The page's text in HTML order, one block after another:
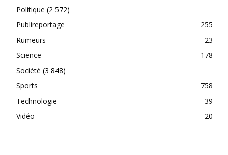
Politique (2 572)
Publireportage
255
Rumeurs
23
Science
178
Société (3 848)
Sports
758
Technologie
39
Vidéo
20